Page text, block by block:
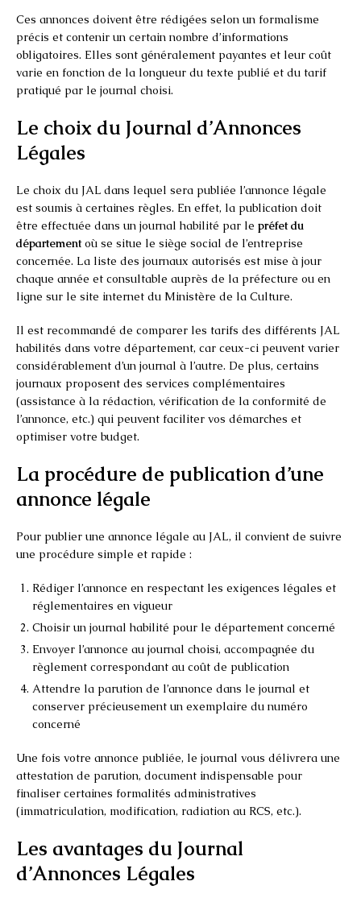
Ces annonces doivent être rédigées selon un formalisme
précis et contenir un certain nombre d’informations
obligatoires. Elles sont généralement payantes et leur coût
varie en fonction de la longueur du texte publié et du tarif
pratiqué par le journal choisi.
Le choix du Journal d’Annonces
Légales
Le choix du JAL dans lequel sera publiée l’annonce légale
est soumis à certaines règles. En effet, la publication doit
être effectuée dans un journal habilité par le préfet du
départementoù se situe le siège social de l’entreprise
concernée. La liste des journaux autorisés est mise à jour
chaque année et consultable auprès de la préfecture ou en
ligne sur le site internet du Ministère de la Culture.
Il est recommandé de comparer les tarifs des différents JAL
habilités dans votre département, car ceux-ci peuvent varier
considérablement d’un journal à l’autre. De plus, certains
journaux proposent des services complémentaires
(assistance à la rédaction, vérification de la conformité de
l’annonce, etc.) qui peuvent faciliter vos démarches et
optimiser votre budget.
La procédure de publication d’une
annonce légale
Pour publier une annonce légale au JAL, il convient de suivre
une procédure simple et rapide :
Rédiger l’annonce en respectant les exigences légales et
réglementaires en vigueur
Choisir un journal habilité pour le département concerné
Envoyer l’annonce au journal choisi, accompagnée du
règlement correspondant au coût de publication
Attendre la parution de l’annonce dans le journal et
conserver précieusement un exemplaire du numéro
concerné
Une fois votre annonce publiée, le journal vous délivrera une
attestation de parution, document indispensable pour
finaliser certaines formalités administratives
(immatriculation, modification, radiation au RCS, etc.).
Les avantages du Journal
d’Annonces Légales